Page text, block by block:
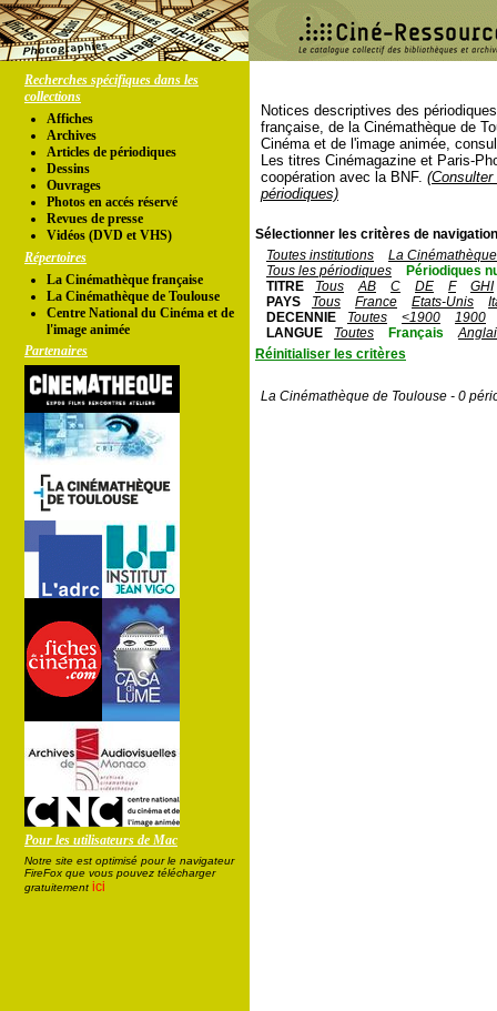
Recherches spécifiques dans les
collections
Affiches
Archives
Articles de périodiques
Dessins
Ouvrages
Photos en accés réservé
Revues de presse
Vidéos (DVD et VHS)
Répertoires
La Cinémathèque française
La Cinémathèque de Toulouse
Centre National du Cinéma et de
l'image animée
Partenaires
Pour les utilisateurs de Mac
Notre site est optimisé pour le navigateur
FireFox que vous pouvez télécharger
gratuitement ici
Notices descriptives des
française, de la Cinémathèque de
Cinéma et de l'image animée,
Les titres Cinémagazine et Paris-
coopération avec la BNF.
périodiques)
Sélectionner les critères de
Toutes institutions
La
Tous les périodiques
Périodiques
TITRE
Tous AB C DE F
GHI
PAYS
Tous France Etats-Unis
DECENNIE
Toutes <1900
1900
LANGUE
Toutes Français
Réinitialiser les critères
La Cinémathèque de Toulouse - 0